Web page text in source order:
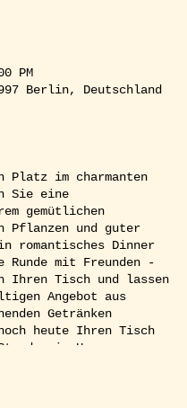
PM
Berlin, Deutschland
im charmanten
Sie eine
gemütlichen
Pflanzen und guter
romantisches Dinner
mit Freunden -
Ihren Tisch und lassen
Angebot aus
Getränken
heute Ihren Tisch
im Herzen von